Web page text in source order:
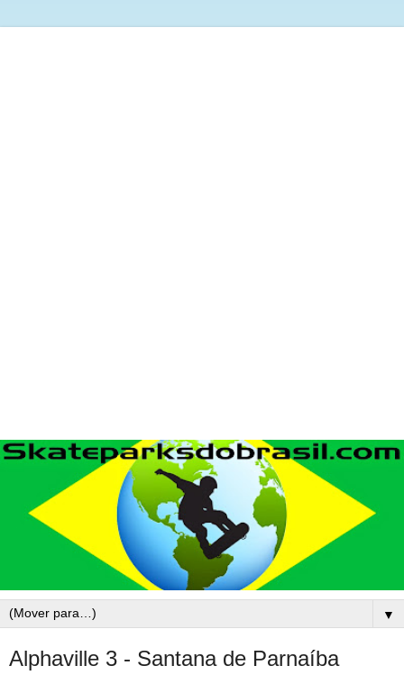
▼
Alphaville 3 - Santana de Parnaíba